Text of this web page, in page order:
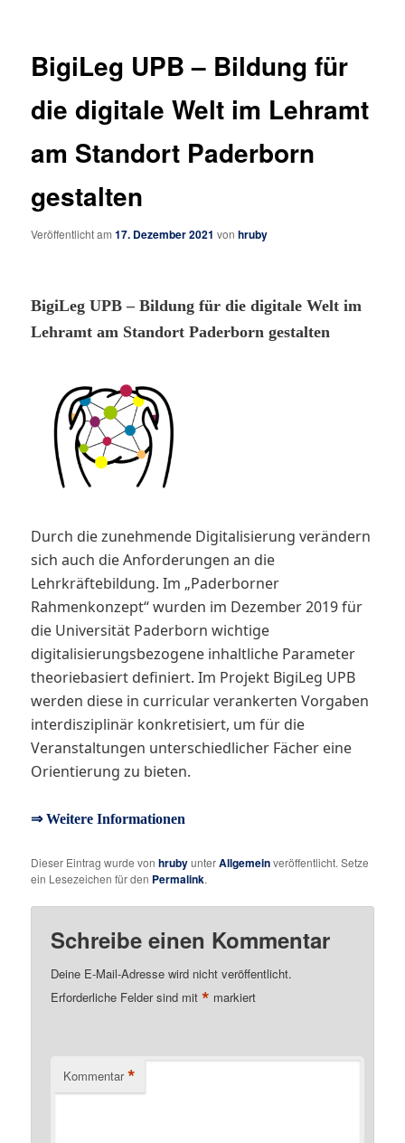
BigiLeg UPB – Bildung für
die digitale Welt im Lehramt
am Standort Paderborn
gestalten
Veröffentlicht am17. Dezember 2021 vonhruby
BigiLeg UPB – Bildung für die digitale Welt im
Lehramt am Standort Paderborn gestalten
Durch die zunehmende Digitalisierung verändern
sich auch die Anforderungen an die
Lehrkräftebildung. Im „Paderborner
Rahmenkonzept“ wurden im Dezember 2019 für
die Universität Paderborn wichtige
digitalisierungsbezogene inhaltliche Parameter
theoriebasiert definiert. Im Projekt BigiLeg UPB
werden diese in curricular verankerten Vorgaben
interdisziplinär konkretisiert, um für die
Veranstaltungen unterschiedlicher Fächer eine
Orientierung zu bieten.
⇒ Weitere Informationen
Dieser Eintrag wurde vonhrubyunterAllgemeinveröffentlicht. Setze
ein Lesezeichen für den Permalink.
Schreibe einen Kommentar
Deine E-Mail-Adresse wird nicht veröffentlicht.
Erforderliche Felder sind mit* markiert
Kommentar *